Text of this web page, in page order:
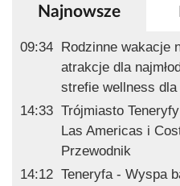
Najnowsze
09:34
Rodzinne wakacje
atrakcje dla
strefie wellness
14:33 Trójmiasto
Las Americas i
Przewodnik
14:12 Teneryfa - Wyspa